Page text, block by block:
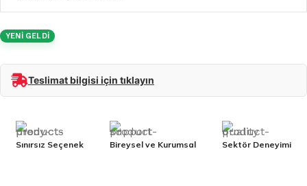
YENİ GELDİ
Teslimat bilgisi için tıklayın
Sınırsız Seçenek Bireysel ve Kurumsal Sektör Deneyimi